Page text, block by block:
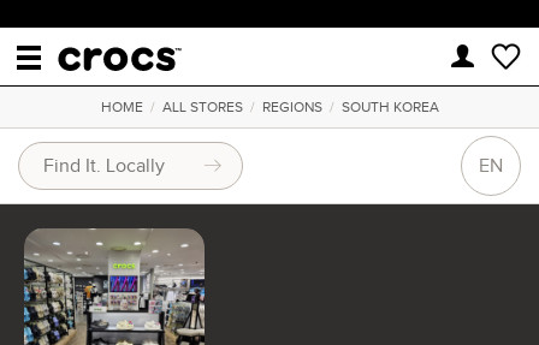
HOME/ ALL STORES/ REGIONS/ SOUTH KOREA
EN